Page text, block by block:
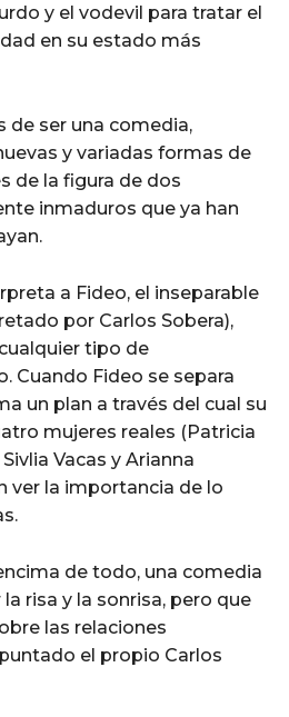
y el vodevil para tratar el
en su estado más
de ser una comedia,
y variadas formas de
de la figura de dos
inmaduros que ya han
a Fideo, el inseparable
por Carlos Sobera),
tipo de
Cuando Fideo se separa
un plan a través del cual su
mujeres reales (Patricia
Vacas y Arianna
ver la importancia de lo
de todo, una comedia
risa y la sonrisa, pero que
las relaciones
el propio Carlos